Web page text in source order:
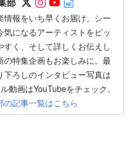
情報をいち早くお届け。シー
気になるアーティストをピッ
すく、そして詳しくお伝えし
の特集企画もお楽しみに。最
下ろしのインタビュー写真は
動画はYouTubeをチェック。
の記事一覧はこちら